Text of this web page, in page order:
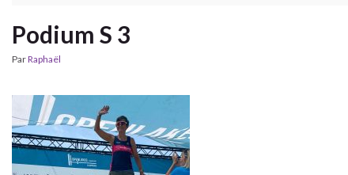
Podium S 3
ParRaphaël